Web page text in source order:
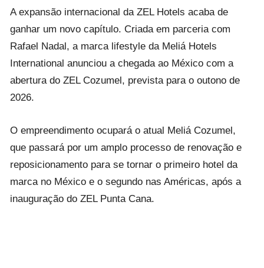
A expansão internacional da ZEL Hotels acaba de
ganhar um novo capítulo. Criada em parceria com
Rafael Nadal, a marca lifestyle da Meliá Hotels
International anunciou a chegada ao México com a
abertura do ZEL Cozumel, prevista para o outono de
2026.
O empreendimento ocupará o atual Meliá Cozumel,
que passará por um amplo processo de renovação e
reposicionamento para se tornar o primeiro hotel da
marca no México e o segundo nas Américas, após a
inauguração do ZEL Punta Cana.